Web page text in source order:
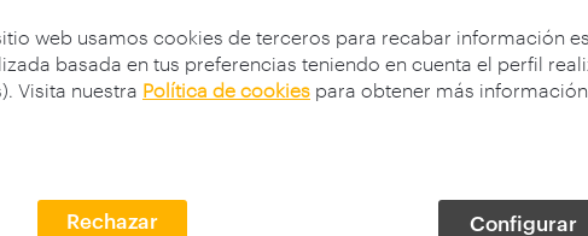
web usamos cookies de terceros para recabar información
basada en tus preferencias teniendo en cuenta el perfil
Visita nuestra Política de cookies para obtener más
Rechazar Configurar